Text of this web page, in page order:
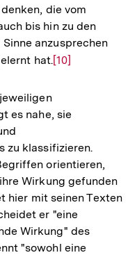
die vom
bis hin zu den
anzusprechen
hat.Zur
Fußnote
[10]
es nahe, sie
zu klassifizieren.
orientieren,
Wirkung gefunden
hier mit seinen Texten
er "eine
Wirkung" des
"sowohl eine